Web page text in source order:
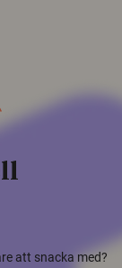
att snacka med?